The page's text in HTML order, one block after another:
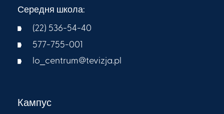
Середня школа:
(22) 536-54-40
577-755-001
lo_centrum@tevizja.pl
Кампус